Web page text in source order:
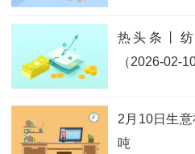
热头条丨
（2026-02-10
2月10日生
吨